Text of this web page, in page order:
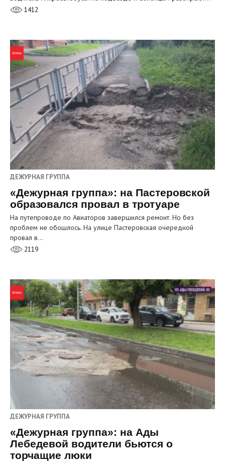
1412
ДЕЖУРНАЯ ГРУППА
«Дежурная группа»: на Пастеровской
образовался провал в тротуаре
На путепроводе по Авиаторов завершился ремонт. Но без
проблем не обошлось. На улице Пастеровская очередной
провал в…
2119
ДЕЖУРНАЯ ГРУППА
«Дежурная группа»: на Ады
Лебедевой водители бьются о
торчащие люки